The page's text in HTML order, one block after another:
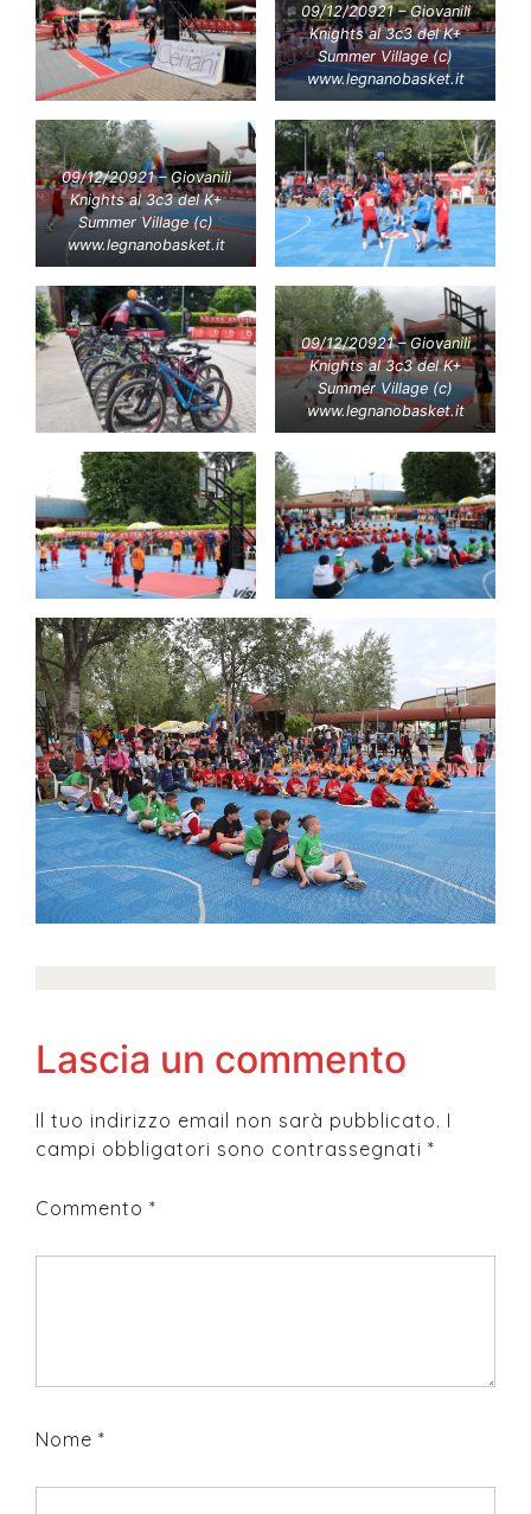
09/12/20921 – Giovanili
Knights al 3c3 del K+
Summer Village (c)
www.legnanobasket.it
09/12/20921 – Giovanili
Knights al 3c3 del K+
Summer Village (c)
www.legnanobasket.it
09/12/20921 – Giovanili
Knights al 3c3 del K+
Summer Village (c)
www.legnanobasket.it
Lascia un commento
Il tuo indirizzo email non sarà pubblicato. I
campi obbligatori sono contrassegnati *
Commento *
Nome *